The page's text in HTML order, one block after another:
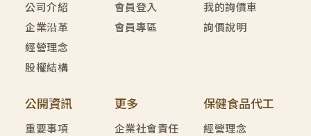
公司介紹
企業沿革
經營理念
股權結構
會員登入
會員專區
我的詢價車
詢價說明
公開資訊
重要事項
更多
企業社會責任
保健食品代工
經營理念